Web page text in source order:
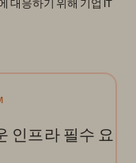
인프라 필수 요